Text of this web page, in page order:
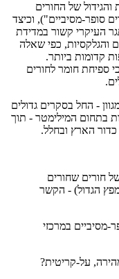
של החורים
סופר-מסיביים"), וכיצד
העיקרי קשור במדידת
והגלקסיות, כפי שאלה
קדומות ביותר.
ספיחת חומר לחורים
- החל בסקרים גדולים
בתחום המילימטר - תוך
הארץ ובחלל.
חורים שחורים
הגדול) - הקשר
מסיביים במרכזי
על-קריטית?